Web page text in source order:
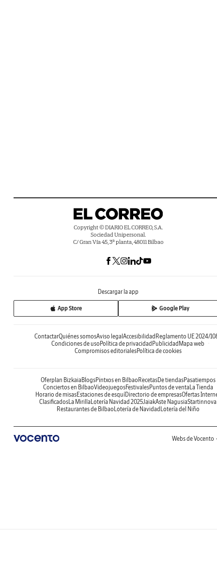
Copyright © DIARIO EL CORREO, S.A.
Sociedad Unipersonal.
C/ Gran Vía 45, 3ª planta, 48011 Bilbao
Descargar la app
App Store Google Play
ContactarQuiénes somosAviso legal Accesibilidad Reglamento UE 2024/
Condiciones de uso Política de privacidad Publicidad Mapa web
Compromisos editorialesPolítica de cookies
Oferplan Bizkaia BlogsPintxos en Bilbao RecetasDe tiendasPasatiempos
Conciertos en BilbaoVideojuegosFestivalesPuntos de venta La Tienda
Horario de misasEstaciones de esquíDirectorio de empresasOfertas
Clasificados La Mirilla Lotería Navidad 2025JaiakAste NagusiaStartinnova
Restaurantes de Bilbao Lotería de Navidad Lotería del Niño
Webs de Vocento